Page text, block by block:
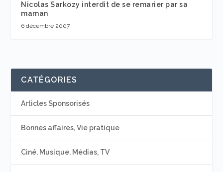
Nicolas Sarkozy interdit de se remarier par sa
maman
6 décembre 2007
CATÉGORIES
Articles Sponsorisés
Bonnes affaires, Vie pratique
Ciné, Musique, Médias, TV